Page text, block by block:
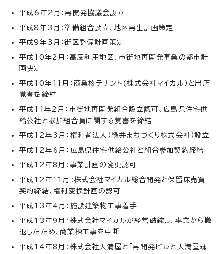
平成6年2月：再開発協議会設立
平成8年3月：準備組合設立、地区再生計画策定
平成9年3月：街区整備計画策定
平成10年2月：高度利用地区、市街地再開発事業の都市計
画決定
平成10年11月：商業核テナント(株式会社マイカル）と出店
覚書を締結
平成11年2月：市街地再開発組合設立認可、広島県住宅供
給公社と参加組合員に関する覚書を締結
平成12年3月：権利者法人（緑井まちづくり株式会社）設立
平成12年6月：広島県住宅供給公社と組合参加契約締結
平成12年8月：事業計画の変更認可
平成12年11月：株式会社マイカル総合開発と保留床売買
契約締結、権利変換計画の認可
平成13年4月：施設建築物工事着手
平成13年9月：株式会社マイカルが経営破綻し、事業から撤
退したため、商業棟工事を中断
平成14年8月：株式会社天満屋と「再開発ビルと天満屋既